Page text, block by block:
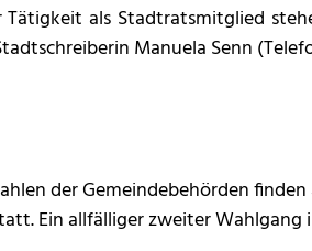
als Stadtratsmitglied
Manuela Senn
der Gemeindebehörden
Ein allfälliger zweiter Wahlgang